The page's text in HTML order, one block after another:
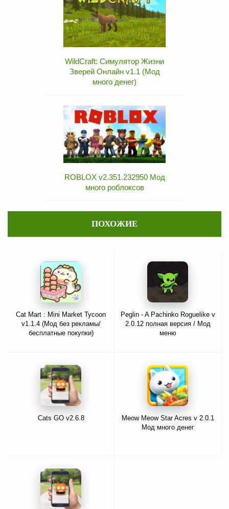
WildCraft: Симулятор Жизни
Зверей Онлайн v1.1 (Мод
много денег)
ROBLOX v2.351.232950 Мод
много роблоксов
ПОХОЖИЕ
Cat Mart : Mini Market Tycoon
v1.1.4 (Мод без рекламы/
бесплатные покупки)
Peglin - A Pachinko Roguelike v
2.0.12 полная версия / Мод
меню
Cats GO v2.6.8
Meow Meow Star Acres v 2.0.1
Мод много денег